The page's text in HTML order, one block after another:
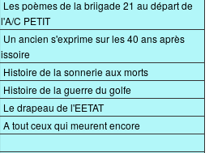
Les poèmes de la briigade 21 au départ de
l'A/C PETIT
Un ancien s'exprime sur les 40 ans après
issoire
Histoire de la sonnerie aux morts
Histoire de la guerre du golfe
Le drapeau de l'EETAT
A tout ceux qui meurent encore